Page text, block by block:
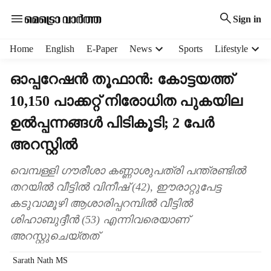
Sign in
Home English E-Paper News Sports Lifestyle
ഓപ്പറേഷന്‍ തൂഫാന്‍: കോട്ടയത്ത്
10,150 പാക്കറ്റ് നിരോധിത പുകയില
ഉല്‍പ്പന്നങ്ങള്‍ പിടികൂടി; 2 പേര്‍
അറസ്റ്റില്‍
വെമ്പള്ളി ഗൗരീശാ കണ്ണാശുപത്രി പന്ത്രണ്ടില്‍
തറയില്‍ വീട്ടില്‍ വിനീഷ് (42), ഈരാറ്റുപേട്ട
കടുവാമൂഴി ആശാരിപ്പറമ്പില്‍ വീട്ടില്‍
ശിഹാബുദ്ദീന്‍ (53) എന്നിവരെയാണ്
അറസ്റ്റുചെയ്തത്
Sarath Nath MS